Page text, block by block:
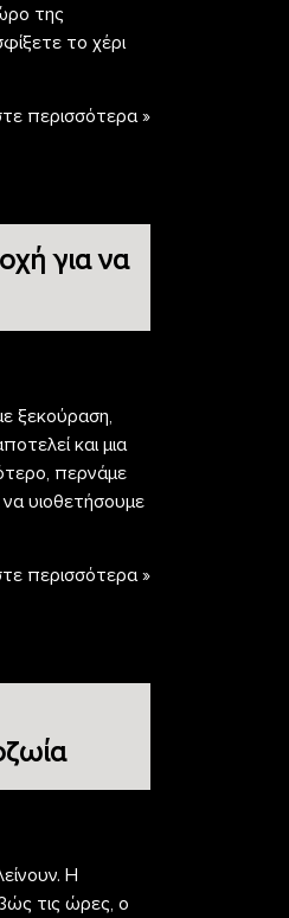
της
το χέρι
περισσότερα »
για να
ξεκούραση,
και μια
περνάμε
υιοθετήσουμε
περισσότερα »
Η
τις ώρες, ο